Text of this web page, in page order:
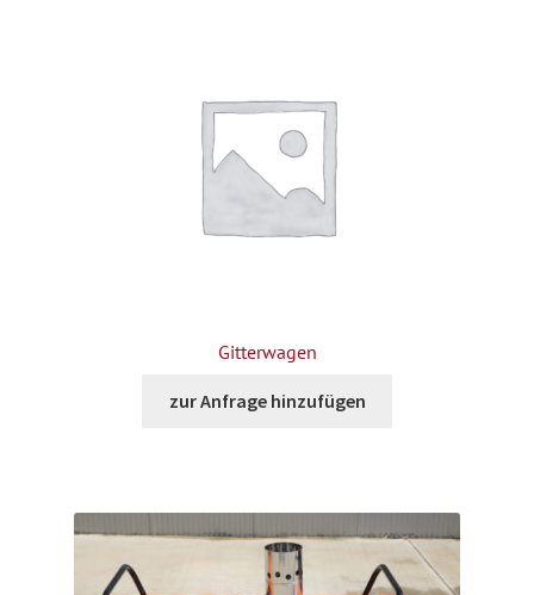
Gitterwagen
zur Anfrage hinzufügen